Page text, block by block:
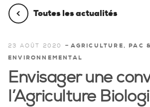
Toutes les actualités
23 AOÛT 2020 - AGRICULTURE, PAC
ENVIRONNEMENTAL
Envisager une
l’Agriculture